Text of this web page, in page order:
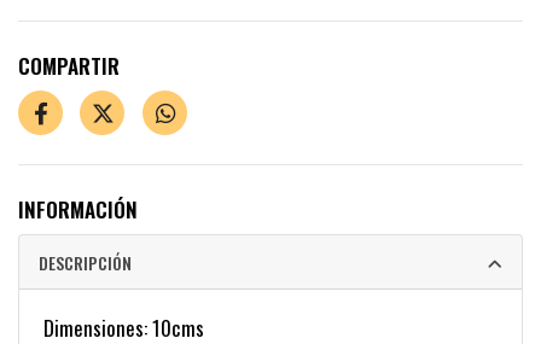
COMPARTIR
INFORMACIÓN
DESCRIPCIÓN
Dimensiones: 10cms